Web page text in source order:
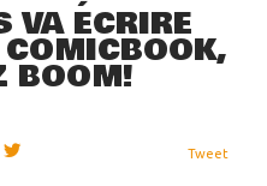
VA ÉCRIRE
BOOM!
Tweet